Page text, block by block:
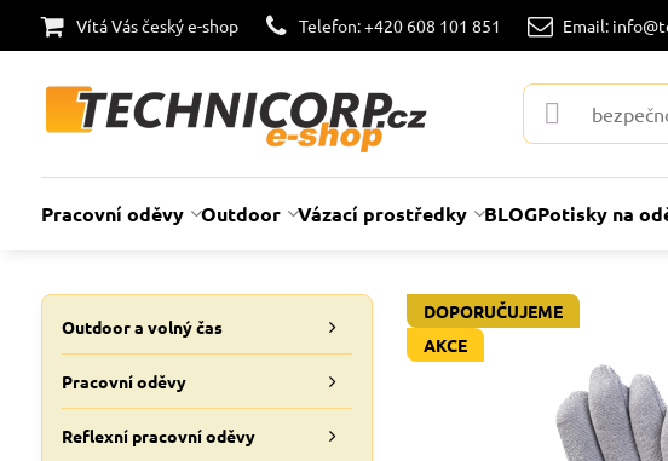
Vítá Vás český e-shop Telefon: +420 608 101 851 Email:
Pracovní oděvy Outdoor Vázací prostředky BLOGPotisky na
DOPORUČUJEME
AKCE
Outdoor a volný čas
Pracovní oděvy
Reflexní pracovní oděvy